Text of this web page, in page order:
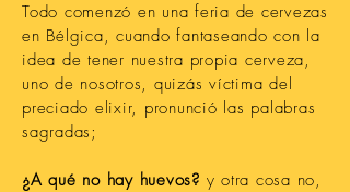
Todo comenzó en una feria de cervezas
en Bélgica, cuando fantaseando con la
idea de tener nuestra propia cerveza,
uno de nosotros, quizás víctima del
preciado elixir, pronunció las palabras
sagradas;
¿A qué no hay huevos? y otra cosa no,